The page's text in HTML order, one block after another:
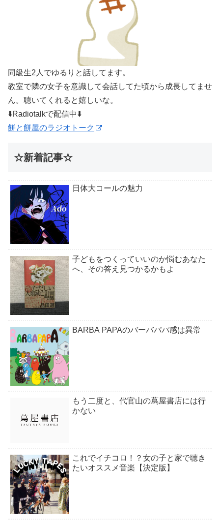
同級生2人でゆるりと話してます。
教室で隣の女子を意識して会話してた頃から成長してませ
ん。聴いてくれると嬉しいな。
⬇️Radiotalkで配信中⬇️
餅と餅屋のラジオトーク
☆新着記事☆
日体大コールの魅力
子どもをつくっていいのか悩むあなた
へ、その答え見つかるかもよ
BARBA PAPAのバーバパパ感は異常
もう二度と、代官山の蔦屋書店には行
かない
これでイチコロ！？女の子と家で聴き
たいオススメ音楽【決定版】